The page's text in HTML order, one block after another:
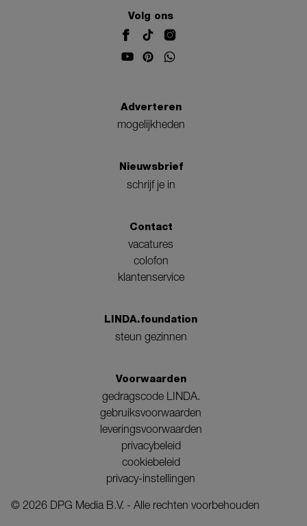
Volg ons
Adverteren
mogelijkheden
Nieuwsbrief
schrijf je in
Contact
vacatures
colofon
klantenservice
LINDA.foundation
steun gezinnen
Voorwaarden
gedragscode LINDA.
gebruiksvoorwaarden
leveringsvoorwaarden
privacybeleid
cookiebeleid
privacy-instellingen
© 2026 DPG Media B.V. - Alle rechten voorbehouden